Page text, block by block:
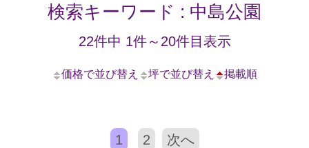
検索キーワード : 中島公園
22件中 1件～20件目表示
価格で並び替え 坪で並び替え 掲載順
1 2 次へ